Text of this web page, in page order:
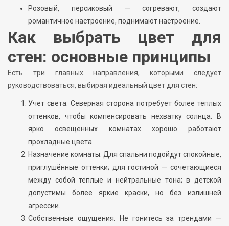
Розовый, персиковый — согревают, создают
романтичное настроение, поднимают настроение.
Как выбрать цвет для
стен: основные принципы
Есть три главных направления, которыми следует
руководствоваться, выбирая идеальный цвет для стен:
Учет света. Северная сторона потребует более теплых
оттенков, чтобы компенсировать нехватку солнца. В
ярко освещенных комнатах хорошо работают
прохладные цвета.
Назначение комнаты. Для спальни подойдут спокойные,
приглушённые оттенки; для гостиной — сочетающиеся
между собой тёплые и нейтральные тона; в детской
допустимы более яркие краски, но без излишней
агрессии.
Собственные ощущения. Не гонитесь за трендами —